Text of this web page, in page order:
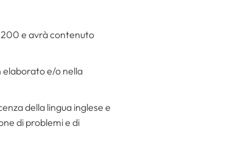
200 e avrà contenuto
elaborato e/o nella
della lingua inglese e
di problemi e di